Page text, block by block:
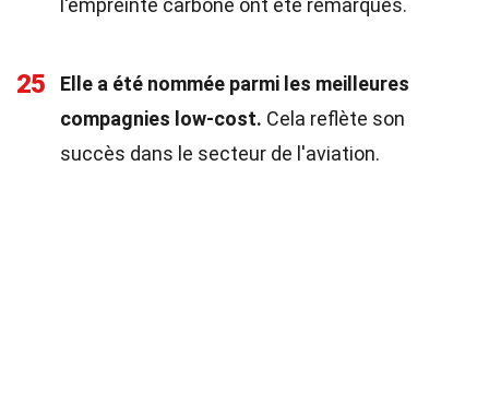
l'empreinte carbone ont été remarqués.
25
Elle a été nommée parmi les meilleures
compagnies low-cost. Cela reflète son
succès dans le secteur de l'aviation.